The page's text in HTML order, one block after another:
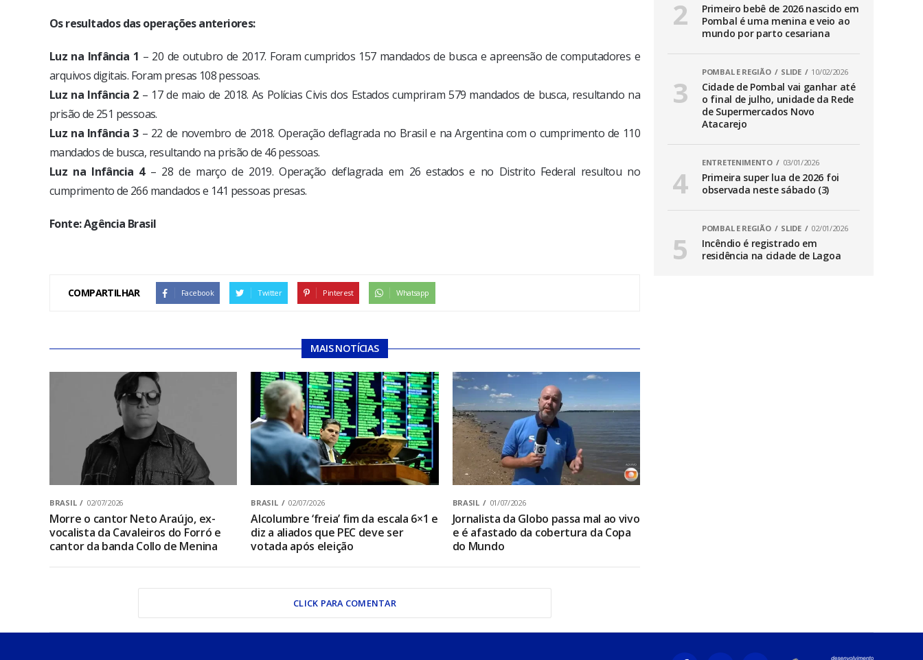
Os resultados das operações anteriores:
Luz na Infância 1 – 20 de outubro de 2017. Foram cumpridos 157 mandados de busca e apreensão de computadores e
arquivos digitais. Foram presas 108 pessoas.
Luz na Infância 2– 17 de maio de 2018. As Polícias Civis dos Estados cumpriram 579 mandados de busca, resultando na
prisão de 251 pessoas.
Luz na Infância 3– 22 de novembro de 2018. Operação deflagrada no Brasil e na Argentina com o cumprimento de 110
mandados de busca, resultando na prisão de 46 pessoas.
Luz na Infância 4– 28 de março de 2019. Operação deflagrada em 26 estados e no Distrito Federal resultou no
cumprimento de 266 mandados e 141 pessoas presas.
Fonte: Agência Brasil
COMPARTILHAR Facebook Twitter Pinterest Whatsapp
MAIS NOTÍCIAS
BRASIL 02/07/2026
Morre o cantor Neto Araújo, ex-
vocalista da Cavaleiros do Forró e
cantor da banda Collo de Menina
BRASIL 02/07/2026
Alcolumbre ‘freia’ fim da escala 6×1 e
diz a aliados que PEC deve ser
votada após eleição
BRASIL 01/07/2026
Jornalista da Globo passa mal ao vivo
e é afastado da cobertura da Copa
do Mundo
CLICK PARA COMENTAR
Primeiro bebê de 2026 nascido em
Pombal é uma menina e veio ao
mundo por parto cesariana
POMBAL E REGIÃO SLIDE 10/02/2026
Cidade de Pombal vai ganhar até
o final de julho, unidade da Rede
de Supermercados Novo
Atacarejo
ENTRETENIMENTO 03/01/2026
Primeira super lua de 2026 foi
observada neste sábado (3)
POMBAL E REGIÃO SLIDE 02/01/2026
Incêndio é registrado em
residência na cidade de Lagoa